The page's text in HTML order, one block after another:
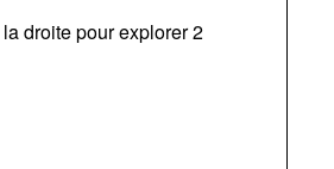
droite pour explorer 2